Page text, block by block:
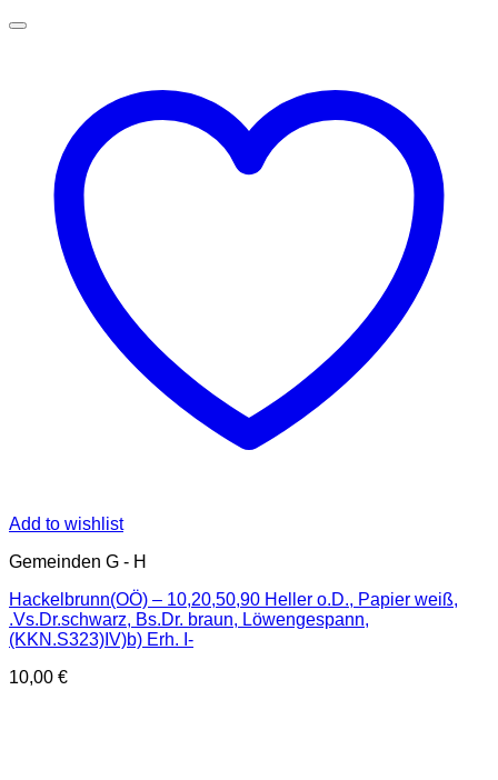
Add to wishlist
Gemeinden G - H
Hackelbrunn(OÖ) – 10,20,50,90 Heller o.D., Papier weiß,
.Vs.Dr.schwarz, Bs.Dr. braun, Löwengespann,
(KKN.S323)IV)b) Erh. I-
10,00 €